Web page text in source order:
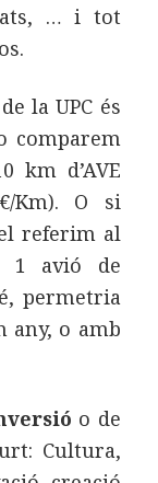
… i tot
la UPC és
comparem
km d’AVE
Km). O si
referim al
1 avió de
permetria
any, o amb
o de
Cultura,